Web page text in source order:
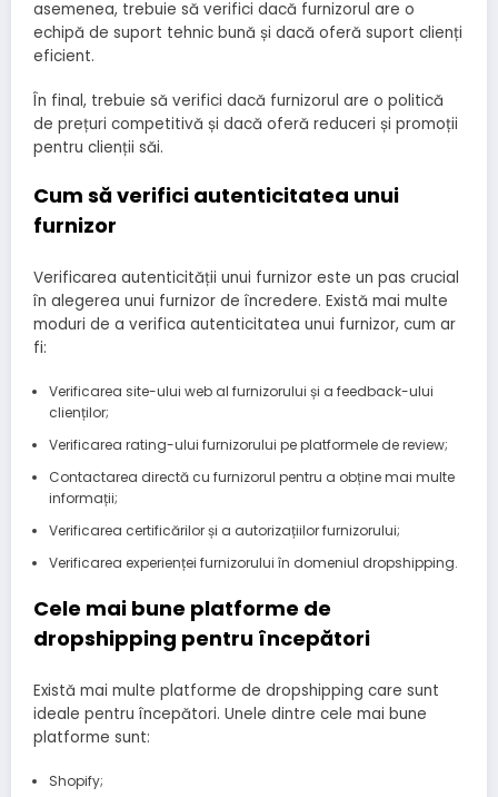
asemenea, trebuie să verifici dacă furnizorul are o
echipă de suport tehnic bună și dacă oferă suport clienți
eficient.
În final, trebuie să verifici dacă furnizorul are o politică
de prețuri competitivă și dacă oferă reduceri și promoții
pentru clienții săi.
Cum să verifici autenticitatea unui
furnizor
Verificarea autenticității unui furnizor este un pas crucial
în alegerea unui furnizor de încredere. Există mai multe
moduri de a verifica autenticitatea unui furnizor, cum ar
fi:
Verificarea site-ului web al furnizorului și a feedback-ului
clienților;
Verificarea rating-ului furnizorului pe platformele de review;
Contactarea directă cu furnizorul pentru a obține mai multe
informații;
Verificarea certificărilor și a autorizațiilor furnizorului;
Verificarea experienței furnizorului în domeniul dropshipping.
Cele mai bune platforme de
dropshipping pentru începători
Există mai multe platforme de dropshipping care sunt
ideale pentru începători. Unele dintre cele mai bune
platforme sunt:
Shopify;